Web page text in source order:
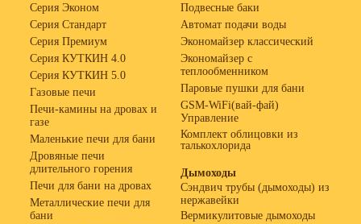
Серия Эконом
Серия Стандарт
Серия Премиум
Серия КУТКИН 4.0
Серия КУТКИН 5.0
Газовые печи
Печи-камины на дровах и
газе
Маленькие печи для бани
Дровяные печи
длительного горения
Печи для бани на дровах
Металлические печи для
бани
Подвесные баки
Автомат подачи воды
Экономайзер классический
Экономайзер с
теплообменником
Паровые пушки для бани
GSM-WiFi(вай-фай)
Управление
Комплект облицовки из
талькохлорида
Дымоходы
Сэндвич трубы (дымоходы) из
нержавейки
Вермикулитовые дымоходы